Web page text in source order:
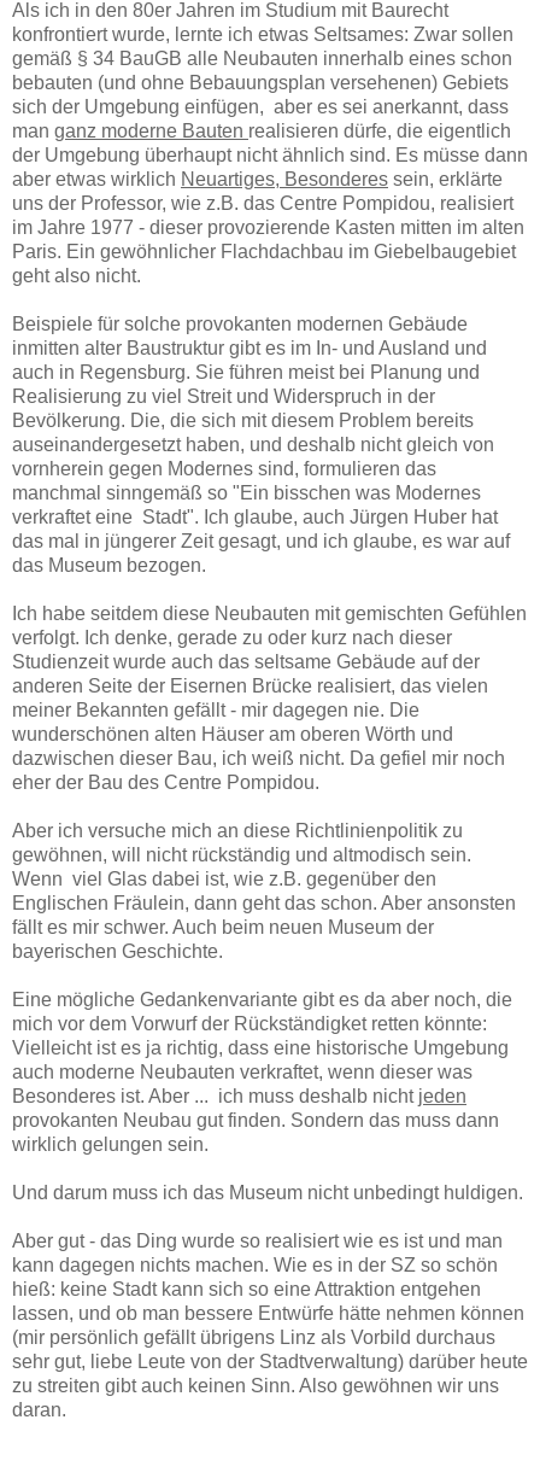
Als ich in den 80er Jahren im Studium mit Baurecht
konfrontiert wurde, lernte ich etwas Seltsames: Zwar sollen
gemäß § 34 BauGB alle Neubauten innerhalb eines schon
bebauten (und ohne Bebauungsplan versehenen) Gebiets
sich der Umgebung einfügen, aber es sei anerkannt, dass
man ganz moderne Bauten realisieren dürfe, die eigentlich
der Umgebung überhaupt nicht ähnlich sind. Es müsse dann
aber etwas wirklich Neuartiges, Besonderes sein, erklärte
uns der Professor, wie z.B. das Centre Pompidou, realisiert
im Jahre 1977 - dieser provozierende Kasten mitten im alten
Paris. Ein gewöhnlicher Flachdachbau im Giebelbaugebiet
geht also nicht.
Beispiele für solche provokanten modernen Gebäude
inmitten alter Baustruktur gibt es im In- und Ausland und
auch in Regensburg. Sie führen meist bei Planung und
Realisierung zu viel Streit und Widerspruch in der
Bevölkerung. Die, die sich mit diesem Problem bereits
auseinandergesetzt haben, und deshalb nicht gleich von
vornherein gegen Modernes sind, formulieren das
manchmal sinngemäß so "Ein bisschen was Modernes
verkraftet eine Stadt". Ich glaube, auch Jürgen Huber hat
das mal in jüngerer Zeit gesagt, und ich glaube, es war auf
das Museum bezogen.
Ich habe seitdem diese Neubauten mit gemischten Gefühlen
verfolgt. Ich denke, gerade zu oder kurz nach dieser
Studienzeit wurde auch das seltsame Gebäude auf der
anderen Seite der Eisernen Brücke realisiert, das vielen
meiner Bekannten gefällt - mir dagegen nie. Die
wunderschönen alten Häuser am oberen Wörth und
dazwischen dieser Bau, ich weiß nicht. Da gefiel mir noch
eher der Bau des Centre Pompidou.
Aber ich versuche mich an diese Richtlinienpolitik zu
gewöhnen, will nicht rückständig und altmodisch sein.
Wenn viel Glas dabei ist, wie z.B. gegenüber den
Englischen Fräulein, dann geht das schon. Aber ansonsten
fällt es mir schwer. Auch beim neuen Museum der
bayerischen Geschichte.
Eine mögliche Gedankenvariante gibt es da aber noch, die
mich vor dem Vorwurf der Rückständigket retten könnte:
Vielleicht ist es ja richtig, dass eine historische Umgebung
auch moderne Neubauten verkraftet, wenn dieser was
Besonderes ist. Aber ... ich muss deshalb nicht jeden
provokanten Neubau gut finden. Sondern das muss dann
wirklich gelungen sein.
Und darum muss ich das Museum nicht unbedingt huldigen.
Aber gut - das Ding wurde so realisiert wie es ist und man
kann dagegen nichts machen. Wie es in der SZ so schön
hieß: keine Stadt kann sich so eine Attraktion entgehen
lassen, und ob man bessere Entwürfe hätte nehmen können
(mir persönlich gefällt übrigens Linz als Vorbild durchaus
sehr gut, liebe Leute von der Stadtverwaltung) darüber heute
zu streiten gibt auch keinen Sinn. Also gewöhnen wir uns
daran.